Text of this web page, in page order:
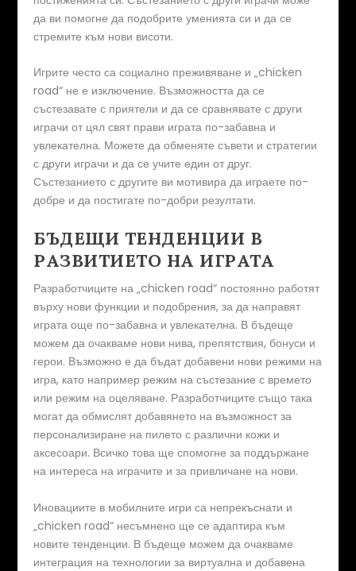
да ви помогне да подобрите уменията си и да се
стремите към нови висоти.
Игрите често са социално преживяване и „chicken
road“ не е изключение. Възможността да се
състезавате с приятели и да се сравнявате с други
играчи от цял свят прави играта по-забавна и
увлекателна. Можете да обменяте съвети и стратегии
с други играчи и да се учите един от друг.
Състезанието с другите ви мотивира да играете по-
добре и да постигате по-добри резултати.
БЪДЕЩИ ТЕНДЕНЦИИ В
РАЗВИТИЕТО НА ИГРАТА
Разработчиците на „chicken road“ постоянно работят
върху нови функции и подобрения, за да направят
играта още по-забавна и увлекателна. В бъдеще
можем да очакваме нови нива, препятствия, бонуси и
герои. Възможно е да бъдат добавени нови режими на
игра, като например режим на състезание с времето
или режим на оцеляване. Разработчиците също така
могат да обмислят добавянето на възможност за
персонализиране на пилето с различни кожи и
аксесоари. Всичко това ще спомогне за поддържане
на интереса на играчите и за привличане на нови.
Иновациите в мобилните игри са непрекъснати и
„chicken road“ несъмнено ще се адаптира към
новите тенденции. В бъдеще можем да очакваме
интеграция на технологии за виртуална и добавена